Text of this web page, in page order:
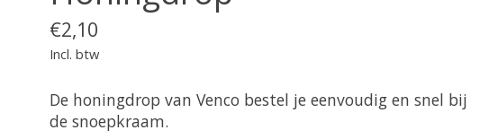
€2,10
Incl. btw
De honingdrop van Venco bestel je eenvoudig en snel bij
de snoepkraam.